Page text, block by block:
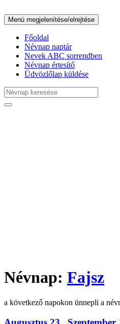
Menü megjelenítése/elrejtése
Főoldal
Névnap naptár
Nevek ABC sorrendben
Névnap értesítő
Üdvözlőlap küldése
Névnap: Fajsz
a következő napokon ünnepli a